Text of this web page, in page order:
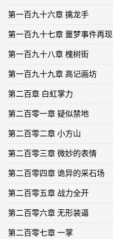
第一百九十六章 擒龙手
第一百九十七章 噩梦事件再现
第一百九十八章 槐树街
第一百九十九章 高记画坊
第二百章 白虹掌力
第二百零一章 疑似禁地
第二百零二章 小方山
第二百零三章 微妙的表情
第二百零四章 诡异的采石场
第二百零五章 战力全开
第二百零六章 无形装逼
第二百零七章 一掌